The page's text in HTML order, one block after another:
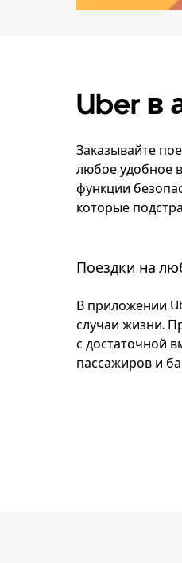
Uber в
Заказывайте
любое удобное
функции
которые
Поездки на
В приложении
случаи жизни.
с достаточной
пассажиров и